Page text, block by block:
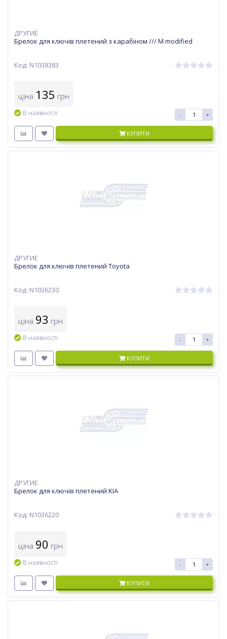
ДРУГИЕ
Брелок для ключів плетений з карабіном /// M modified
Код: N1038383
ціна 135 грн
В наявності - +
КУПИТИ
ДРУГИЕ
Брелок для ключів плетений Toyota
Код: N1036230
ціна 93 грн
В наявності - +
КУПИТИ
ДРУГИЕ
Брелок для ключів плетений KIA
Код: N1036220
ціна 90 грн
В наявності - +
КУПИТИ